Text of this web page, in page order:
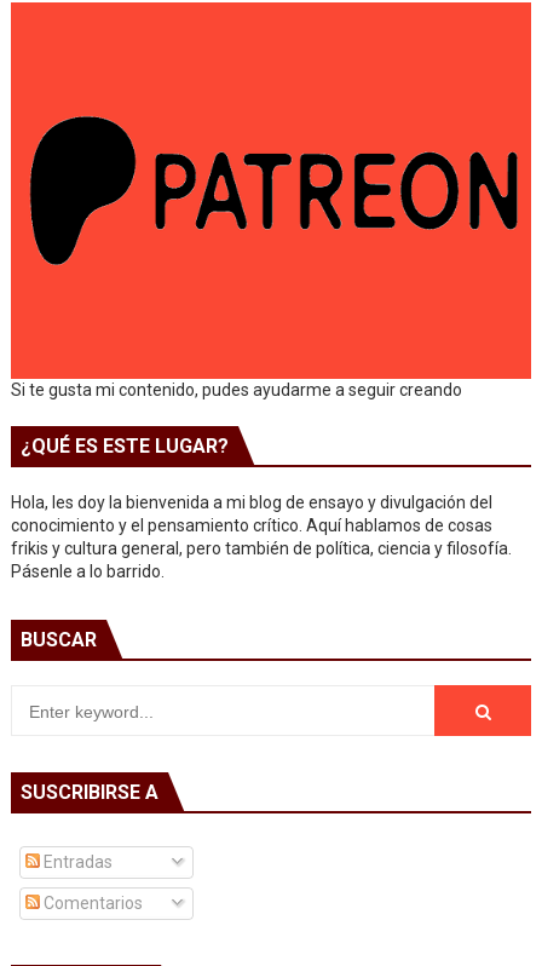
Si te gusta mi contenido, pudes ayudarme a seguir creando
¿QUÉ ES ESTE LUGAR?
Hola, les doy la bienvenida a mi blog de ensayo y divulgación del
conocimiento y el pensamiento crítico. Aquí hablamos de cosas
frikis y cultura general, pero también de política, ciencia y filosofía.
Pásenle a lo barrido.
BUSCAR
SUSCRIBIRSE A
Entradas
Comentarios